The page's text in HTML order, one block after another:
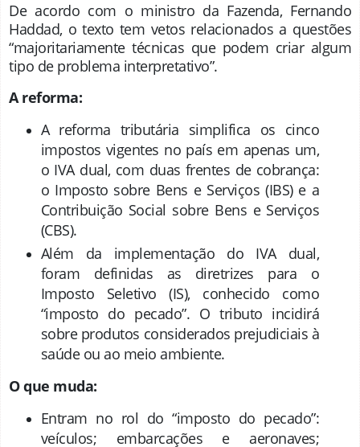
De acordo com o ministro da Fazenda, Fernando
Haddad, o texto tem vetos relacionados a questões
“majoritariamente técnicas que podem criar algum
tipo de problema interpretativo”.
A reforma:
A reforma tributária simplifica os cinco
impostos vigentes no país em apenas um,
o IVA dual, com duas frentes de cobrança:
o Imposto sobre Bens e Serviços (IBS) e a
Contribuição Social sobre Bens e Serviços
(CBS).
Além da implementação do IVA dual,
foram definidas as diretrizes para o
Imposto Seletivo (IS), conhecido como
“imposto do pecado”. O tributo incidirá
sobre produtos considerados prejudiciais à
saúde ou ao meio ambiente.
O que muda:
Entram no rol do “imposto do pecado”:
veículos; embarcações e aeronaves;